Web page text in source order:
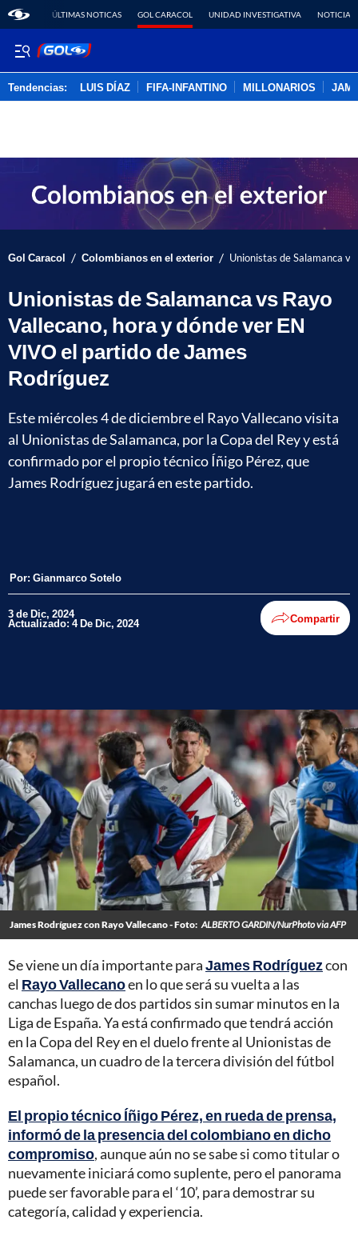
ÚLTIMAS NOTICAS GOL CARACOL UNIDAD INVESTIGATIVA NOTICIAS
Tendencias: LUIS DÍAZ FIFA-INFANTINO MILLONARIOS
Gol Caracol / Colombianos en el exterior / Unionistas de Salamanca
Unionistas de Salamanca vs Rayo
Vallecano, hora y dónde ver EN
VIVO el partido de James
Rodríguez
Este miércoles 4 de diciembre el Rayo Vallecano visita
al Unionistas de Salamanca, por la Copa del Rey y está
confirmado por el propio técnico Íñigo Pérez, que
James Rodríguez jugará en este partido.
Por: Gianmarco Sotelo
3 de Dic, 2024
Actualizado: 4 De Dic, 2024 Compartir
James Rodríguez con Rayo Vallecano - Foto: ALBERTO GARDIN/NurPhoto via AFP
Se viene un día importante paraJames Rodríguezcon
el Rayo Vallecanoen lo que será su vuelta a las
canchas luego de dos partidos sin sumar minutos en la
Liga de España. Ya está confirmado que tendrá acción
en la Copa del Rey en el duelo frente al Unionistas de
Salamanca, un cuadro de la tercera división del fútbol
español.
El propio técnico Íñigo Pérez, en rueda de prensa,
informó de la presencia del colombiano en dicho
compromiso, aunque aún no se sabe si como titular o
nuevamente iniciará como suplente, pero el panorama
puede ser favorable para el ‘10’, para demostrar su
categoría, calidad y experiencia.